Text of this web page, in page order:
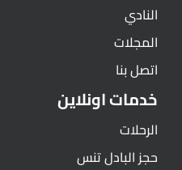
النادي
المجلات
اتصل بنا
خدمات اونلاين
الرحلات
حجز البادل تنس